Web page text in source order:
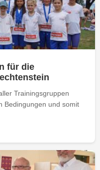
für die
Trainingsgruppen
Bedingungen und somit